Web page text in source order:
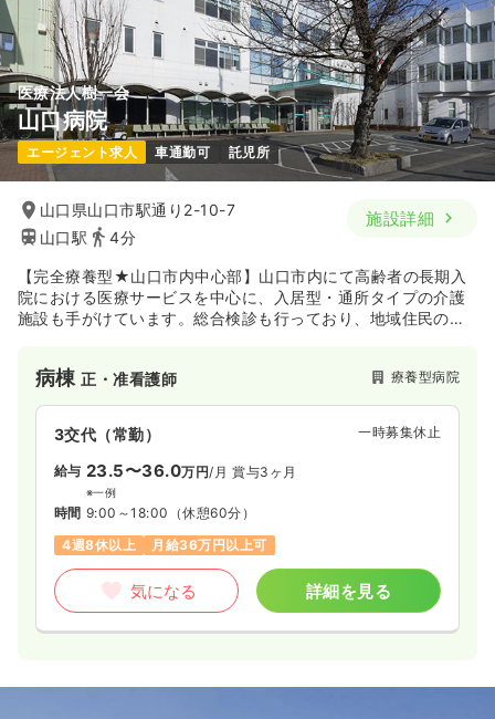
医療法人樹一会
山口病院
エージェント求人 車通勤可 託児所
山口県山口市駅通り2-10-7
山口駅
4分
施設詳細
【完全療養型★山口市内中心部】山口市内にて高齢者の長期入
院における医療サービスを中心に、入居型・通所タイプの介護
施設も手がけています。総合検診も行っており、地域住民の方
病棟正・准看護師 療養型病院
3交代（常勤） 一時募集休止
給与 23.5〜36.0万円/月 賞与3ヶ月
※一例
時間 9:00～18:00 （休憩60分）
4週8休以上
月給36万円以上可
気になる 詳細を見る